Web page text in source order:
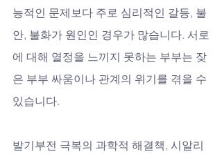
능적인 문제보다 주로 심리적인 갈등, 불
안, 불화가 원인인 경우가 많습니다. 서로
에 대해 열정을 느끼지 못하는 부부는 잦
은 부부 싸움이나 관계의 위기를 겪을 수
있습니다.
발기부전 극복의 과학적 해결책, 시알리